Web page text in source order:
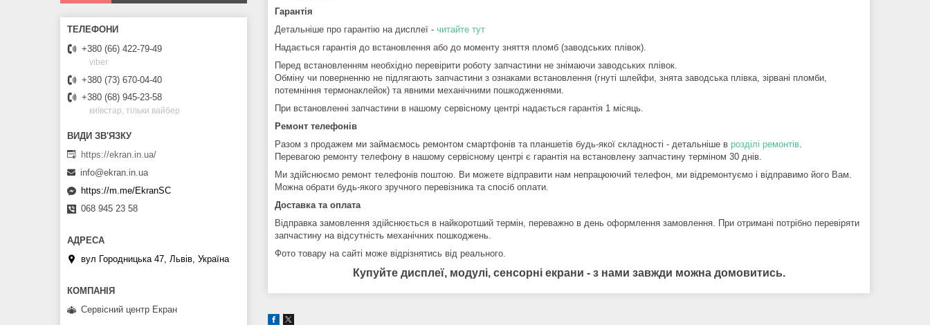
Гарантія
Детальніше про гарантію на дисплеї - читайте тут
Надається гарантія до встановлення або до моменту зняття пломб (заводських плівок).
Перед встановленням необхідно перевірити роботу запчастини не знімаючи заводських плівок.
Обміну чи поверненню не підлягають запчастини з ознаками встановлення (гнуті шлейфи, знята заводська плівка, зірвані пломби,
потемніння термонаклейок) та явними механічними пошкодженнями.
При встановленні запчастини в нашому сервісному центрі надається гарантія 1 місяць.
Ремонт телефонів
Разом з продажем ми займаємось ремонтом смартфонів та планшетів будь-якої складності - детальніше в розділі ремонтів.
Перевагою ремонту телефону в нашому сервісному центрі є гарантія на встановлену запчастину терміном 30 днів.
Ми здійснюємо ремонт телефонів поштою. Ви можете відправити нам непрацюючий телефон, ми відремонтуємо і відправимо його Вам.
Можна обрати будь-якого зручного перевізника та спосіб оплати.
Доставка та оплата
Відправка замовлення здійснюється в найкоротший термін, переважно в день оформлення замовлення. При отримані потрібно перевіряти
запчастину на відсутність механічних пошкоджень.
Фото товару на сайті може відрізнятись від реального.
Купуйте дисплеї, модулі, сенсорні екрани - з нами завжди можна домовитись.
+380 (66) 422-79-49
viber
+380 (73) 670-04-40
+380 (68) 945-23-58
київстар, тільки вайбер
https://ekran.in.ua/
info@ekran.in.ua
https://m.me/EkranSC
068 945 23 58
вул Городницька 47, Львів, Україна
Сервісний центр Екран